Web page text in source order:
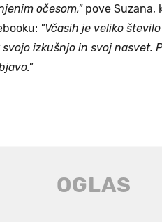
očesom,"pove Suzana,
"Včasih je veliko
izkušnjo in svoj nasvet.